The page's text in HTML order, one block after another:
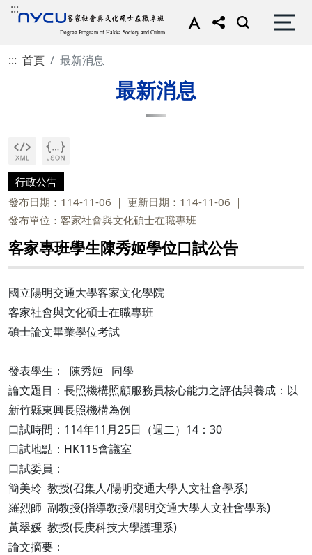
:::
::: 首頁 最新消息
最新消息
行政公告
發布日期：114-11-06
更新日期：114-11-06
發布單位：客家社會與文化碩士在職專班
客家專班學生陳秀姬學位口試公告
國立陽明交通大學客家文化學院
客家社會與文化碩士在職專班
碩士論文畢業學位考試
發表學生： 陳秀姬 同學
論文題目：長照機構照顧服務員核心能力之評估與養成：以
新竹縣東興長照機構為例
口試時間：114年11月25日（週二）14：30
口試地點：HK115會議室
口試委員：
簡美玲 教授(召集人/陽明交通大學人文社會學系)
羅烈師 副教授(指導教授/陽明交通大學人文社會學系)
黃翠媛 教授(長庚科技大學護理系)
論文摘要：